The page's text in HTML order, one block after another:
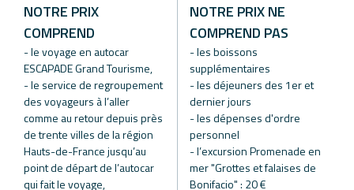
NOTRE PRIX
COMPREND
- le voyage en autocar
ESCAPADE Grand Tourisme,
- le service de regroupement
des voyageurs à l’aller
comme au retour depuis près
de trente villes de la région
Hauts-de-France jusqu’au
point de départ de l’autocar
qui fait le voyage,
NOTRE PRIX NE
COMPREND PAS
- les boissons
supplémentaires
- les déjeuners des 1er et
dernier jours
- les dépenses d'ordre
personnel
- l’excursion Promenade en
mer "Grottes et falaises de
Bonifacio" : 20 €